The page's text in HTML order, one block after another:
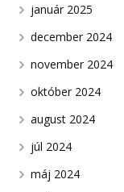
január 2025
december 2024
november 2024
október 2024
august 2024
júl 2024
máj 2024